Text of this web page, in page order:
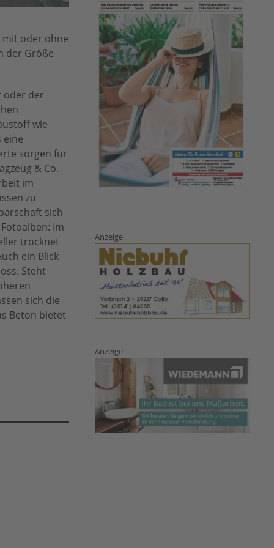
mit oder ohne
der Größe
oder der
wie
eine
sorgen für
& Co.
im
zu
sich
Im
trocknet
ein Blick
Steht
sich die
Beton bietet
Anzeige
Anzeige